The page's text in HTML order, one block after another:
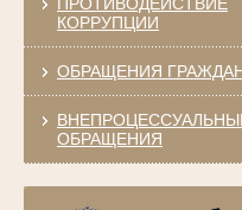
КОРРУПЦИИ
ОБРАЩЕНИЯ
ОБРАЩЕНИЯ